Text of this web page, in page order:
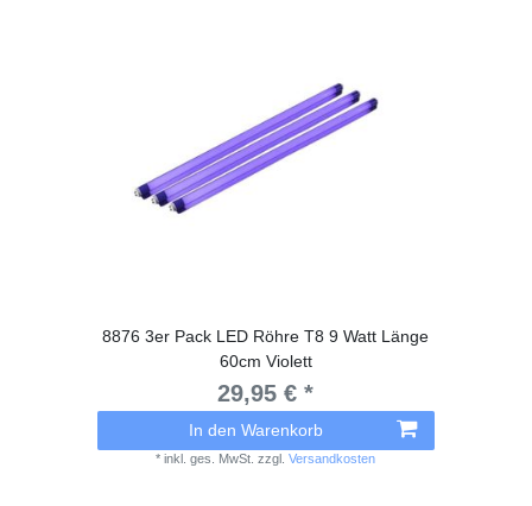
8876 3er Pack LED Röhre T8 9 Watt Länge
60cm Violett
29,95 € *
In den Warenkorb
*inkl. ges. MwSt. zzgl.Versandkosten